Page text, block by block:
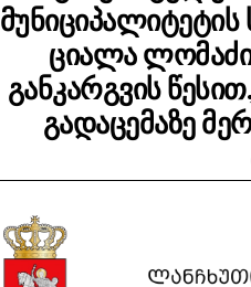
მუნიციპალიტეტის
ციალა
განკარგვის
გადაცემაზე